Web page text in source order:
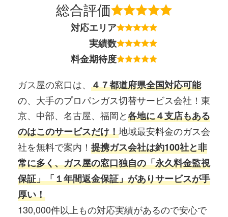
総合評価
対応エリア
実績数
料金期待度
ガス屋の窓口は、 ４７都道府県全国対応可能
の、大手のプロパンガス切替サービス会社！東
京、中部、名古屋、福岡と各地に４支店もある
のはこのサービスだけ！地域最安料金のガス会
社を無料で案内！ 提携ガス会社は約100社と非
常に多く、ガス屋の窓口独自の「永久料金監視
保証」「１年間返金保証」がありサービスが手
厚い！
130,000件以上もの対応実績があるので安心で